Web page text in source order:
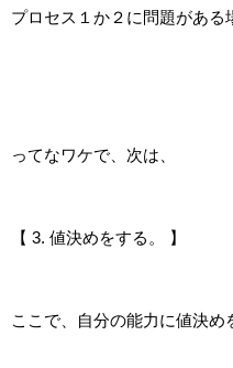
プロセス１か２に問題がある
ってなワケで、次は、
【 3. 値決めをする。 】
ここで、自分の能力に値決め